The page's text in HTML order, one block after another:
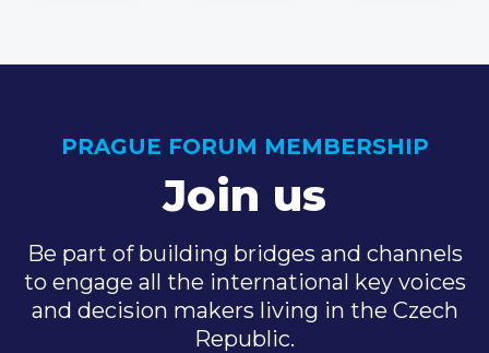
PRAGUE FORUM MEMBERSHIP
Join us
Be part of building bridges and channels
to engage all the international key voices
and decision makers living in the Czech
Republic.